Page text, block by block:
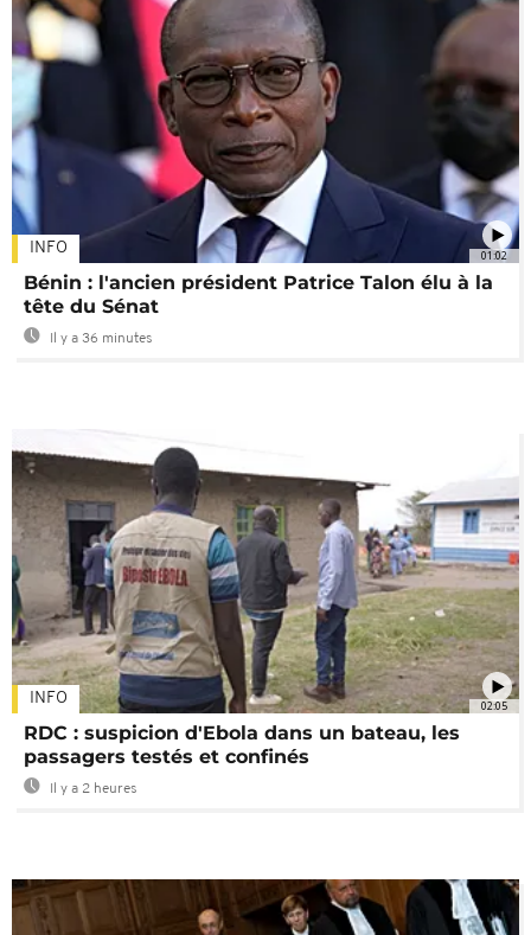
01:02
INFO
Bénin : l'ancien président Patrice Talon élu à la
tête du Sénat
Il y a 36 minutes
02:05
INFO
RDC : suspicion d'Ebola dans un bateau, les
passagers testés et confinés
Il y a 2 heures